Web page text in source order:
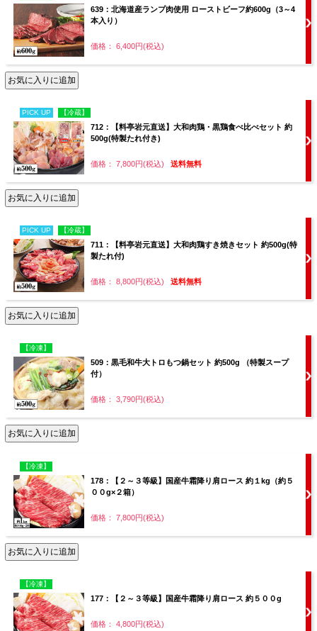
639：北海道産ランプ肉使用 ローストビーフ約600g（3～4
本入り）
価格： 6,400円(税込)
PICK UP 【冷蔵】
712：【料亭岩元直送】大和肉鶏・黒鶏食べ比べセット 約
500g(特製たれ付き)
価格： 7,800円(税込) 送料無料
PICK UP 【冷蔵】
711：【料亭岩元直送】大和肉鶏すき焼きセット 約500g(特
製たれ付)
価格： 8,800円(税込) 送料無料
【冷凍】
509：黒毛和牛大トロもつ鍋セット 約500g （特製スープ
付）
価格： 3,790円(税込)
【冷凍】
178：【２～３等級】国産牛霜降り肩ロース 約１kg（約５
００g×２箱）
価格： 7,800円(税込)
【冷凍】
177：【２～３等級】国産牛霜降り肩ロース 約５００g
価格： 4,800円(税込)